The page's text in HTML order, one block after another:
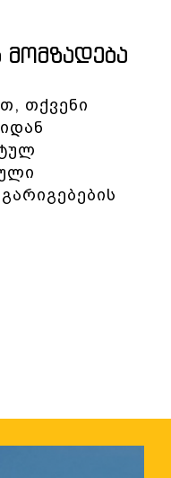
თქვენი